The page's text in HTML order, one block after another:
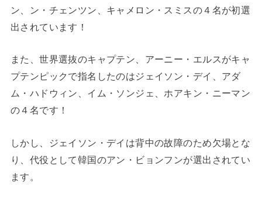
ン、ン・チェンツン、キャメロン・スミスの４名が初選
出されています！
また、世界選抜のキャプテン、アーニー・エルスがキャ
プテンピックで指名したのはジェイソン・デイ、アダ
ム・ハドウィン、イム・ソンジェ、ホアキン・ニーマン
の４名です！
しかし、ジェイソン・デイは背中の故障のため欠場とな
り、代役として韓国のアン・ビョンフンが選出されてい
ます。